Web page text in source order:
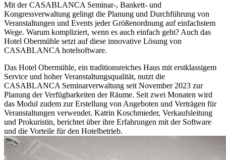
Mit der CASABLANCA Seminar-, Bankett- und
Kongressverwaltung gelingt die Planung und Durchführung von
Veranstaltungen und Events jeder Größenordnung auf einfachstem
Wege. Warum kompliziert, wenn es auch einfach geht? Auch das
Hotel Obermühle setzt auf diese innovative Lösung von
CASABLANCA hotelsoftware.
Das Hotel Obermühle, ein traditionsreiches Haus mit erstklassigem
Service und hoher Veranstaltungsqualität, nutzt die
CASABLANCA Seminarverwaltung seit November 2023 zur
Planung der Verfügbarkeiten der Räume. Seit zwei Monaten wird
das Modul zudem zur Erstellung von Angeboten und Verträgen für
Veranstaltungen verwendet. Katrin Koschmieder, Verkaufsleitung
und Prokuristin, berichtet über ihre Erfahrungen mit der Software
und die Vorteile für den Hotelbetrieb.